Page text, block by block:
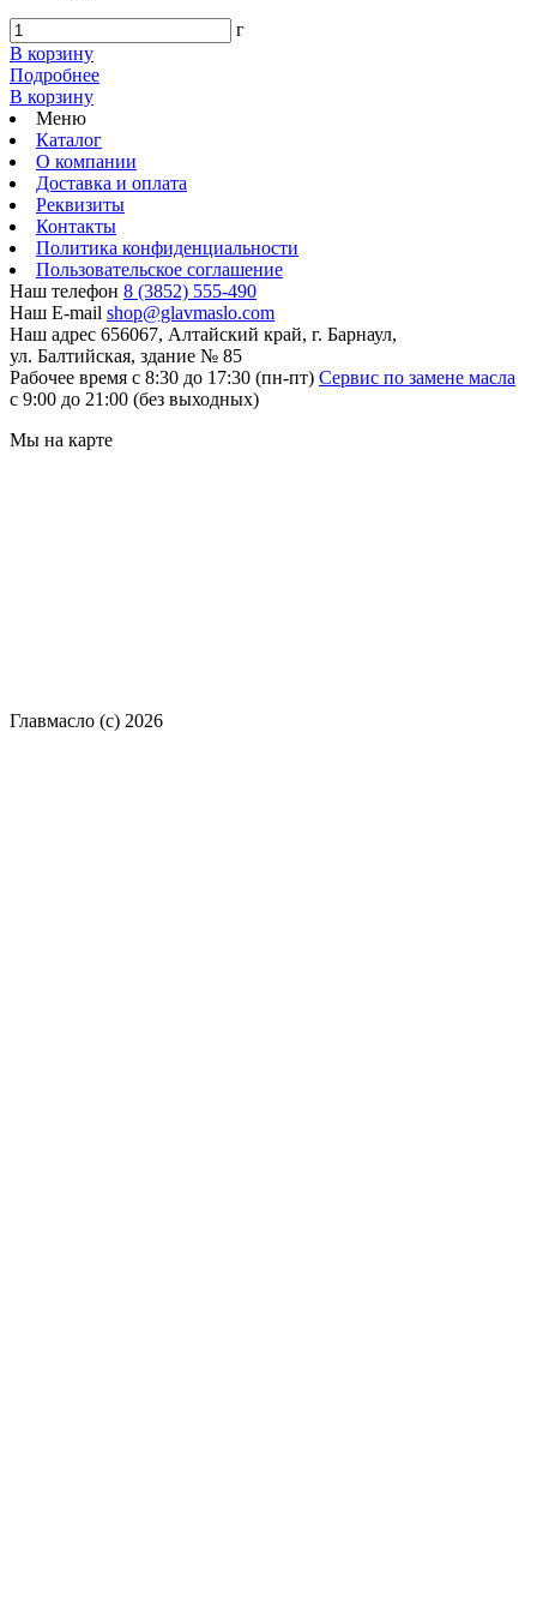
г
В корзину
Подробнее
В корзину
Меню
Каталог
О компании
Доставка и оплата
Реквизиты
Контакты
Политика конфиденциальности
Пользовательское соглашение
Наш телефон 8 (3852) 555-490
Наш E-mail shop@glavmaslo.com
Наш адрес 656067, Алтайский край, г. Барнаул,
ул. Балтийская, здание № 85
Рабочее время с 8:30 до 17:30 (пн-пт) Сервис по замене масла
с 9:00 до 21:00 (без выходных)
Мы на карте
Главмасло (с) 2026